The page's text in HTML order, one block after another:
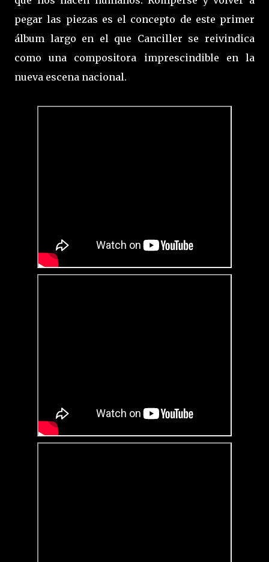
pegar las piezas es el concepto de este primer
álbum largo en el que Canciller se reivindica
como una compositora imprescindible en la
nueva escena nacional.